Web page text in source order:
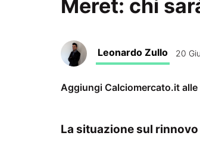
Meret: chi
Leonardo Zullo 20
Aggiungi Calciomercato.it
La situazione sul